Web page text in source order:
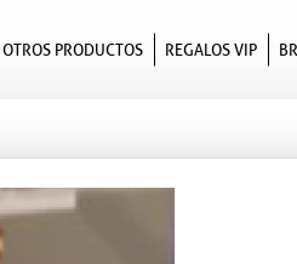
OTROS PRODUCTOS REGALOS VIP